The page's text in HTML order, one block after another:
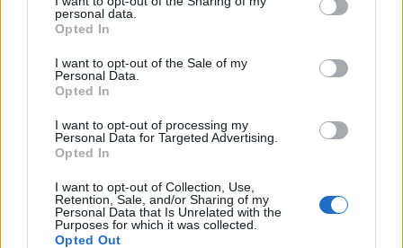
personal data.
Opted In
I want to opt-out of the Sale of my
Personal Data.
Opted In
I want to opt-out of processing my
Personal Data for Targeted Advertising.
Opted In
I want to opt-out of Collection, Use,
Retention, Sale, and/or Sharing of my
Personal Data that Is Unrelated with the
Purposes for which it was collected.
Opted Out
Šiuo metu skaitomiausi
Aiškiaregės pranašystė: numatė
Mirė garsi lietuvių aktorė: „Jos
istorijoje“
„Fūristas“ į judrią sankryžą įlėkė „ant